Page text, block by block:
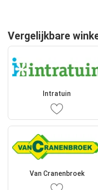
Vergelijkbare
Intratuin
Van Cranenbroek